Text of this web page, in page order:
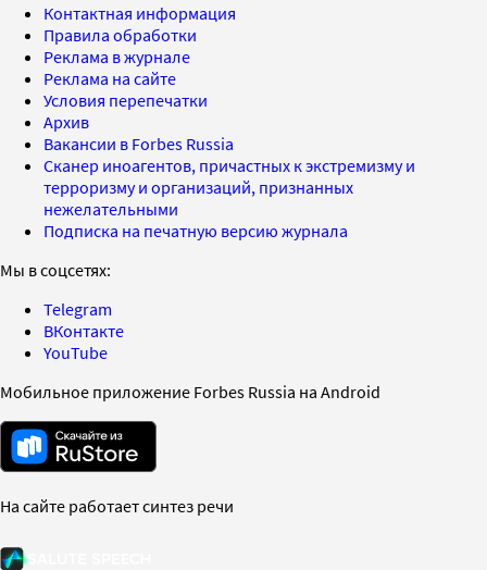
Контактная информация
Правила обработки
Реклама в журнале
Реклама на сайте
Условия перепечатки
Архив
Вакансии в Forbes Russia
Сканер иноагентов, причастных к экстремизму и
терроризму и организаций, признанных
нежелательными
Подписка на печатную версию журнала
Мы в соцсетях:
Telegram
ВКонтакте
YouTube
Мобильное приложение Forbes Russia на Android
На сайте работает синтез речи